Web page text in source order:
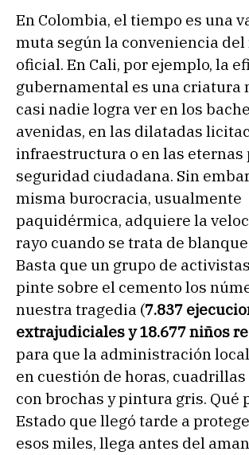
En Colombia, el tiempo es una
muta según la conveniencia
oficial. En Cali, por ejemplo, la
gubernamental es una criatura
casi nadie logra ver en los
avenidas, en las dilatadas
infraestructura o en las eternas
seguridad ciudadana. Sin
misma burocracia, usualmente
paquidérmica, adquiere la
rayo cuando se trata de
Basta que un grupo de
pinte sobre el cemento los
nuestra tragedia (7.837
extrajudiciales y 18.677 niños
para que la administración
en cuestión de horas,
con brochas y pintura gris. Qué
Estado que llegó tarde a
esos miles, llega antes del